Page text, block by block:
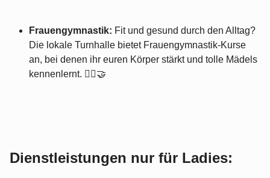
Frauengymnastik: Fit und gesund durch den Alltag?
Die lokale Turnhalle bietet Frauengymnastik-Kurse
an, bei denen ihr euren Körper stärkt und tolle Mädels
kennenlernt. 🏃‍♀️🤝
Dienstleistungen nur für Ladies: